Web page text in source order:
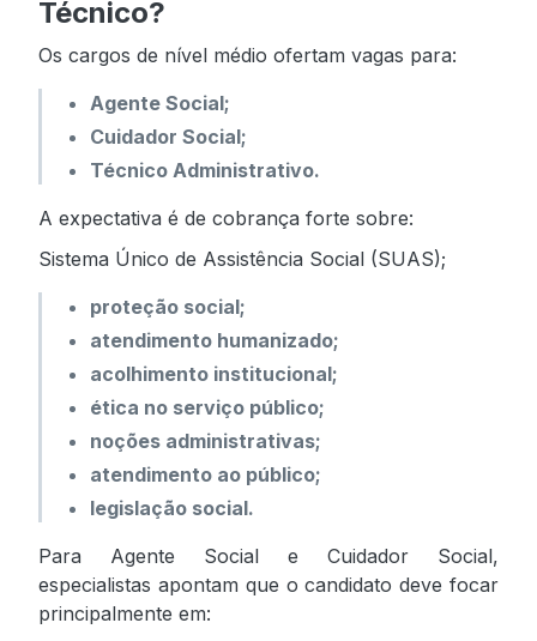
Técnico?
Os cargos de nível médio ofertam vagas para:
Agente Social;
Cuidador Social;
Técnico Administrativo.
A expectativa é de cobrança forte sobre:
Sistema Único de Assistência Social (SUAS);
proteção social;
atendimento humanizado;
acolhimento institucional;
ética no serviço público;
noções administrativas;
atendimento ao público;
legislação social.
Para Agente Social e Cuidador Social,
especialistas apontam que o candidato deve focar
principalmente em: